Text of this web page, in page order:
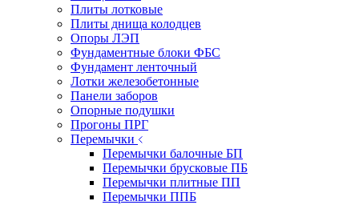
Плиты лотковые
Плиты днища колодцев
Опоры ЛЭП
Фундаментные блоки ФБС
Фундамент ленточный
Лотки железобетонные
Панели заборов
Опорные подушки
Прогоны ПРГ
Перемычки
Перемычки балочные БП
Перемычки брусковые ПБ
Перемычки плитные ПП
Перемычки ППБ